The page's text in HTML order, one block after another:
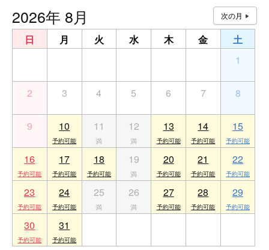
2026年 8月
日 月 火 水 木 金
土
1
2 3 4 5 6 7 8
9 10 11 12 13 14 15
16 17 18 19 20 21 22
23 24 25 26 27 28 29
30 31